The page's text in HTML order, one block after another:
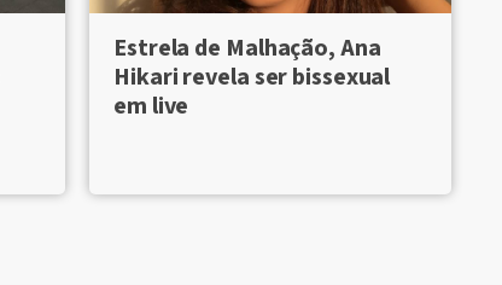
Estrela de Malhação, Ana
Hikari revela ser bissexual
em live